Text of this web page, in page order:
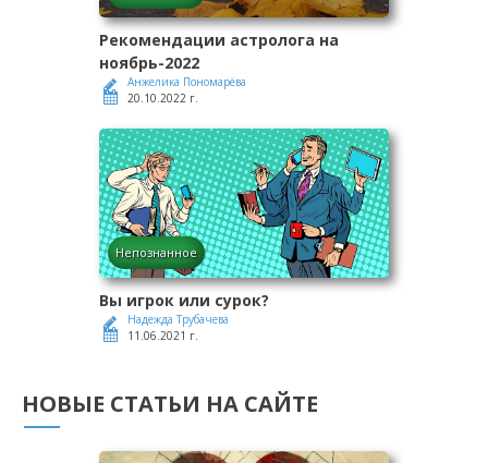
Рекомендации астролога на
ноябрь-2022
Анжелика Пономарёва
20.10.2022 г.
Непознанное
Вы игрок или сурок?
Надежда Трубачева
11.06.2021 г.
НОВЫЕ СТАТЬИ НА САЙТЕ